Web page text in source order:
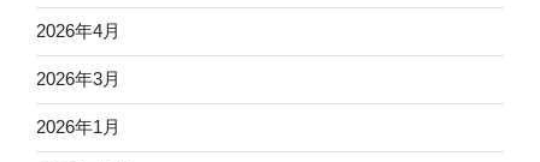
2026年4月
2026年3月
2026年1月